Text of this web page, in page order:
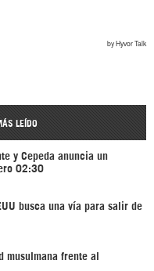
LEÍDO
y Cepeda anuncia un
02:30
busca una vía para salir de
musulmana frente al